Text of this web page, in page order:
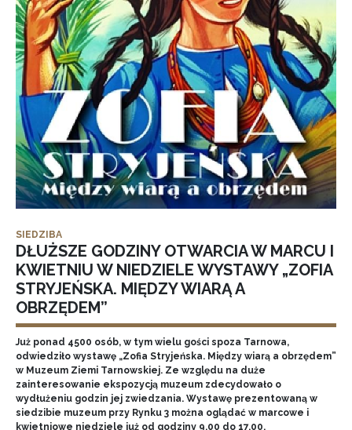
SIEDZIBA
DŁUŻSZE GODZINY OTWARCIA W MARCU I
KWIETNIU W NIEDZIELE WYSTAWY „ZOFIA
STRYJEŃSKA. MIĘDZY WIARĄ A
OBRZĘDEM”
Już ponad 4500 osób, w tym wielu gości spoza Tarnowa,
odwiedziło wystawę „Zofia Stryjeńska. Między wiarą a obrzędem”
w Muzeum Ziemi Tarnowskiej. Ze względu na duże
zainteresowanie ekspozycją muzeum zdecydowało o
wydłużeniu godzin jej zwiedzania. Wystawę prezentowaną w
siedzibie muzeum przy Rynku 3 można oglądać w marcowe i
kwietniowe niedziele już od godziny 9.00 do 17.00.